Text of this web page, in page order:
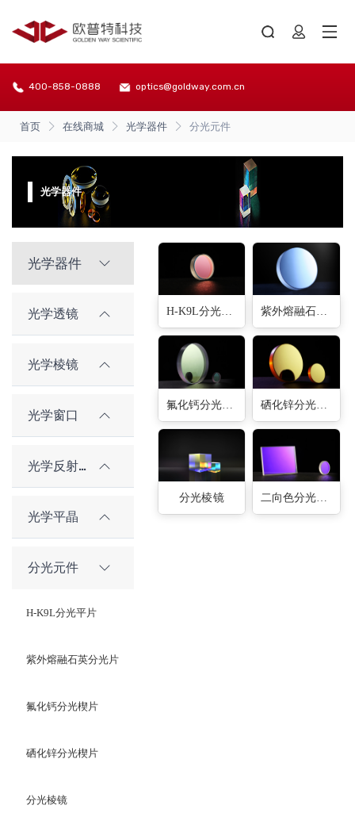
400-858-0888 optics@goldway.com.cn
首页 在线商城 光学器件 分光元件
光学器件
光学器件
光学透镜
光学棱镜
光学窗口
光学反射镜
光学平晶
分光元件
H-K9L分光平片
紫外熔融石英分光片
氟化钙分光楔片
硒化锌分光楔片
分光棱镜
H-K9L分光平片
氟化钙分光楔片
分光棱镜